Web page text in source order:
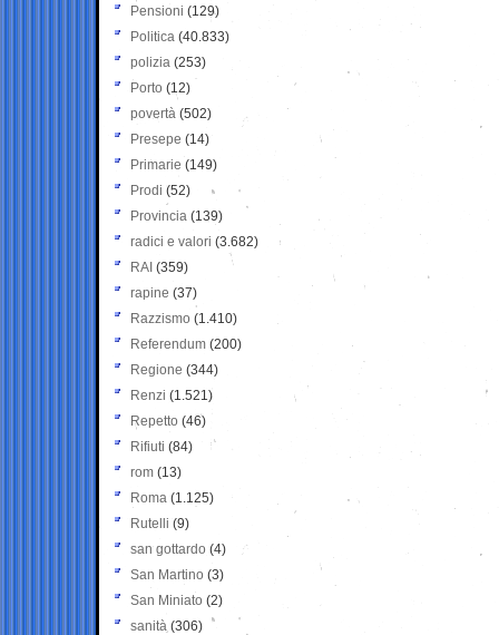
Pensioni (129)
Politica (40.833)
polizia (253)
Porto (12)
povertà (502)
Presepe (14)
Primarie (149)
Prodi (52)
Provincia (139)
radici e valori (3.682)
RAI (359)
rapine (37)
Razzismo (1.410)
Referendum (200)
Regione (344)
Renzi (1.521)
Repetto (46)
Rifiuti (84)
rom (13)
Roma (1.125)
Rutelli (9)
san gottardo (4)
San Martino (3)
San Miniato (2)
sanità (306)